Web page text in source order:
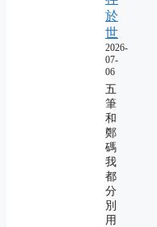
於
世
2026-
07-
06
五
筆
和
鄭
碼
我
都
分
別
用